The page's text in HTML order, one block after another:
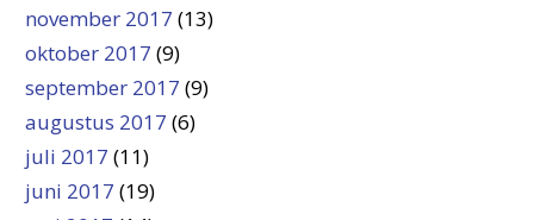
november 2017 (13)
oktober 2017 (9)
september 2017 (9)
augustus 2017 (6)
juli 2017 (11)
juni 2017 (19)